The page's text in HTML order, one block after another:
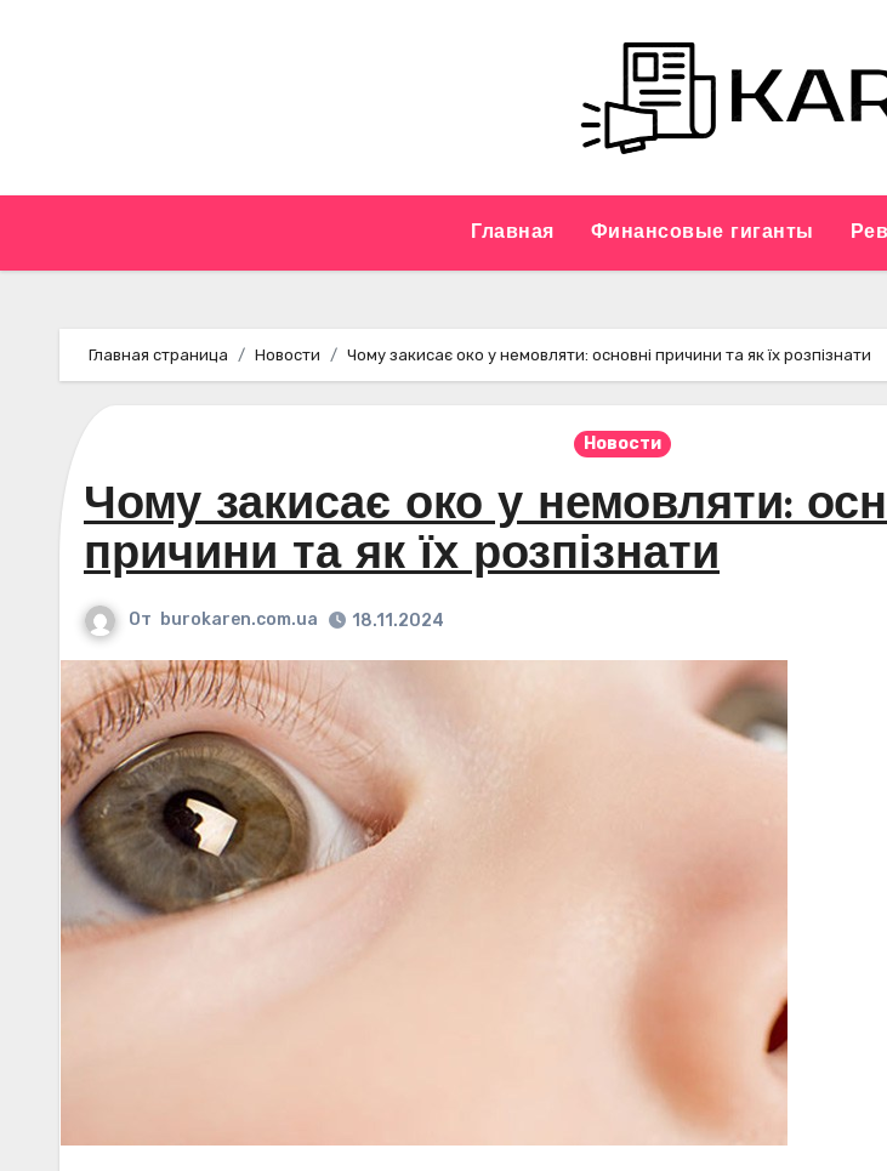
Главная Финансовые гиганты
Главная страница Новости Чому закисає око у немовляти: основні причини та як їх розпізнати
Новости
Чому закисає око у немовляти:
причини та як їх розпізнати
От burokaren.com.ua 18.11.2024